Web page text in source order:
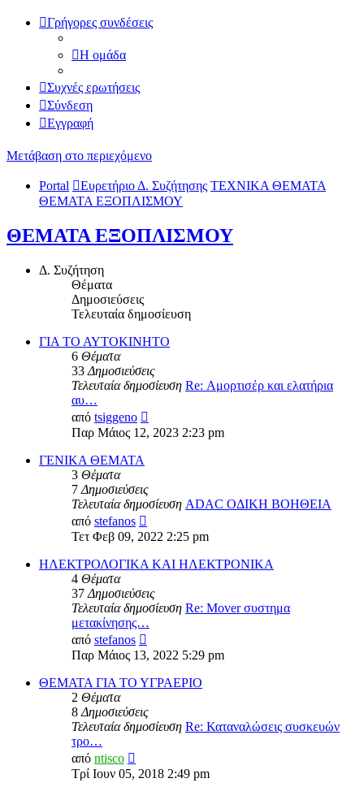
Γρήγορες συνδέσεις
Η ομάδα
Συχνές ερωτήσεις
Σύνδεση
Εγγραφή
Μετάβαση στο περιεχόμενο
Portal Ευρετήριο Δ. Συζήτησης ΤΕΧΝΙΚΑ ΘΕΜΑΤΑ
ΘΕΜΑΤΑ ΕΞΟΠΛΙΣΜΟΥ
ΘΕΜΑΤΑ ΕΞΟΠΛΙΣΜΟΥ
Δ. Συζήτηση
Θέματα
Δημοσιεύσεις
Τελευταία δημοσίευση
ΓΙΑ ΤΟ ΑΥΤΟΚΙΝΗΤΟ
6 Θέματα
33 Δημοσιεύσεις
Τελευταία δημοσίευση Re: Αμορτισέρ και ελατήρια
αυ…
από tsiggeno
της
Παρ Μάιος 12, 2023 2:23 pm
ΓΕΝΙΚΑ ΘΕΜΑΤΑ
3 Θέματα
7 Δημοσιεύσεις
Τελευταία δημοσίευση ADAC ΟΔΙΚΗ ΒΟΗΘΕΙΑ
από stefanos
της
τελευταίας
δημοσίευσης
Τετ Φεβ 09, 2022 2:25 pm
ΗΛΕΚΤΡΟΛΟΓΙΚΑ ΚΑΙ ΗΛΕΚΤΡΟΝΙΚΑ
4 Θέματα
37 Δημοσιεύσεις
Τελευταία δημοσίευση Re: Mover συστημα
μετακίνησης…
από stefanos
της
τελευταίας
δημοσίευσης
Παρ Μάιος 13, 2022 5:29 pm
ΘΕΜΑΤΑ ΓΙΑ ΤΟ ΥΓΡΑΕΡΙΟ
2 Θέματα
8 Δημοσιεύσεις
Τελευταία δημοσίευση Re: Καταναλώσεις συσκευών
τρο…
από ntisco
της
Τρί Ιουν 05, 2018 2:49 pm